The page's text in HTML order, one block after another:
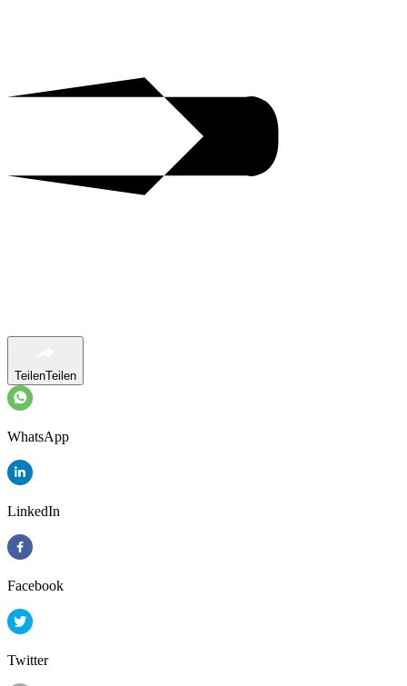
TeilenTeilen
WhatsApp
LinkedIn
Facebook
Twitter